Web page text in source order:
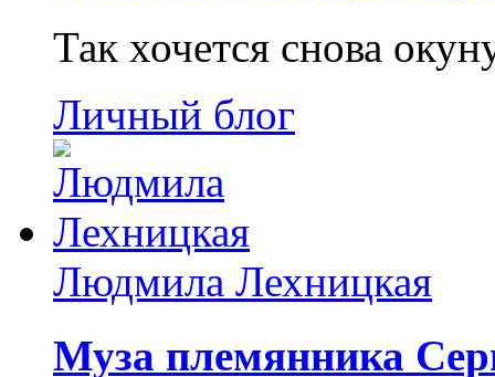
Так хочется снова
Личный блог
Людмила Лехницкая
Муза племянника